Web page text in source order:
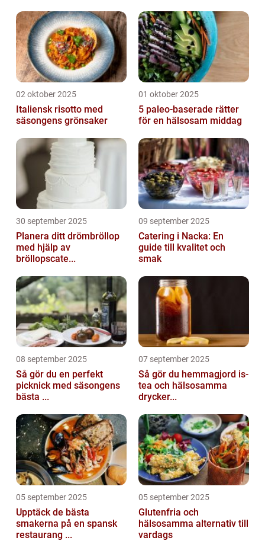
02 oktober 2025
Italiensk risotto med
säsongens grönsaker
01 oktober 2025
5 paleo-baserade rätter
för en hälsosam middag
30 september 2025
Planera ditt drömbröllop
med hjälp av
bröllopscate...
09 september 2025
Catering i Nacka: En
guide till kvalitet och
smak
08 september 2025
Så gör du en perfekt
picknick med säsongens
bästa ...
07 september 2025
Så gör du hemmagjord is-
tea och hälsosamma
drycker...
05 september 2025
Upptäck de bästa
smakerna på en spansk
restaurang ...
05 september 2025
Glutenfria och
hälsosamma alternativ till
vardags